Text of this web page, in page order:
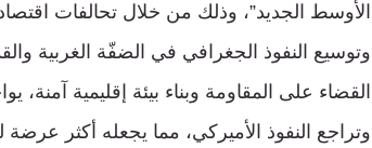
الأوسط الجديد”، وذلك من خلال تحالفات
وتوسيع النفوذ الجغرافي في الضفّة الغربية
القضاء على المقاومة وبناء بيئة إقليمية
وتراجع النفوذ الأميركي، مما يجعله أكثر